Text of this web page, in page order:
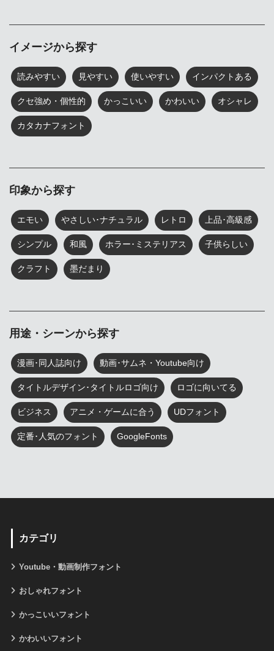
イメージから探す
読みやすい 見やすい 使いやすい インパクトある
クセ強め・個性的 かっこいい かわいい オシャレ
カタカナフォント
印象から探す
エモい やさしい･ナチュラル レトロ 上品･高級感
シンプル 和風 ホラー･ミステリアス 子供らしい
クラフト 墨だまり
用途・シーンから探す
漫画･同人誌向け 動画･サムネ・Youtube向け
タイトルデザイン･タイトルロゴ向け ロゴに向いてる
ビジネス アニメ・ゲームに合う UDフォント
定番･人気のフォント GoogleFonts
カテゴリ
Youtube・動画制作フォント
おしゃれフォント
かっこいいフォント
かわいいフォント